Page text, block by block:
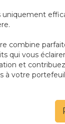
uniquement
combine
qui vous
et
à votre